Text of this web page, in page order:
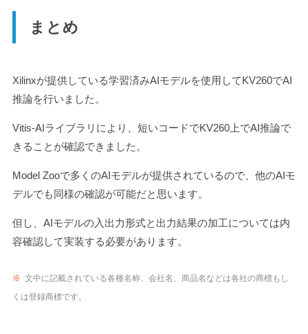
まとめ
Xilinxが提供している学習済みAIモデルを使用してKV260でAI
推論を行いました。
Vitis-AIライブラリにより、短いコードでKV260上でAI推論で
きることが確認できました。
Model Zooで多くのAIモデルが提供されているので、他のAIモ
デルでも同様の確認が可能だと思います。
但し、AIモデルの入出力形式と出力結果の加工については内
容確認して実装する必要があります。
※ 文中に記載されている各種名称、会社名、商品名などは各社の商標もし
くは登録商標です。